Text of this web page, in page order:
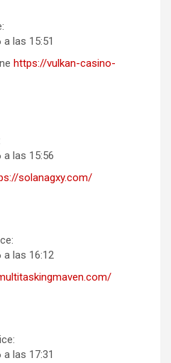
las 15:51
https://vulkan-casino-
a las 15:56
solanagxy.com/
a las 16:12
las 17:31